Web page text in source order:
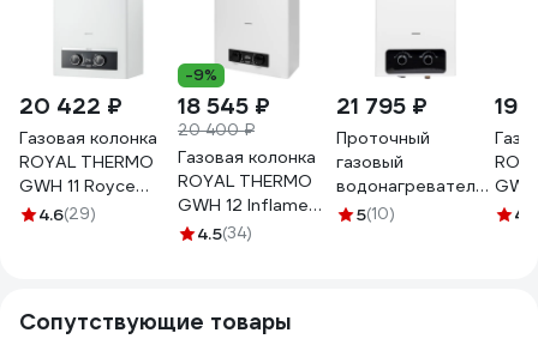
20 422 ₽
Газовая колонка
ROYAL THERMO
GWH 11 Royce
НС-1584749
4.6(29)
-9%
18 545 ₽
20 400 ₽
Газовая колонка
ROYAL THERMO
GWH 12 Inflame
НС-1584751
4.5(34)
21 795 ₽
Проточный
газовый
водонагреватель
Kotitonttu SUARI
5(10)
19
НС-
4.1
Сопутствующие товары